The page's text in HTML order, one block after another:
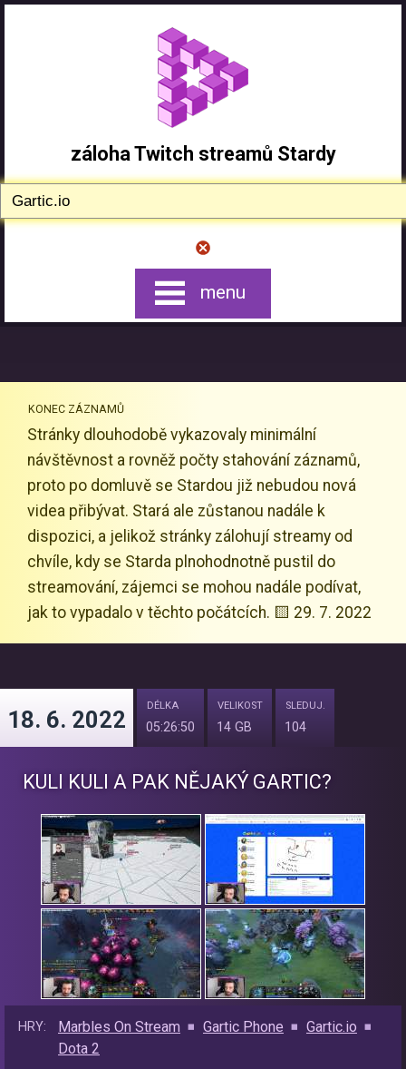
záloha Twitch streamů Stardy
menu
KONEC ZÁZNAMŮ
Stránky dlouhodobě vykazovaly minimální
návštěvnost a rovněž počty stahování záznamů,
proto po domluvě se Stardou již nebudou nová
videa přibývat. Stará ale zůstanou nadále k
dispozici, a jelikož stránky zálohují streamy od
chvíle, kdy se Starda plnohodnotně pustil do
streamování, zájemci se mohou nadále podívat,
jak to vypadalo v těchto počátcích. 🟨 29. 7. 2022
18. 6. 2022
DÉLKA
05:26:50
VELIKOST
14 GB
SLEDUJ.
104
KULI KULI A PAK NĚJAKÝ GARTIC?
HRY: Marbles On Stream Gartic Phone
Gartic.io
Dota 2